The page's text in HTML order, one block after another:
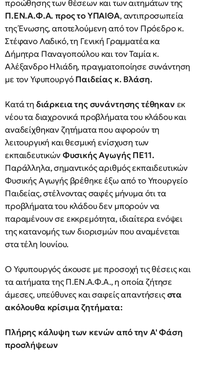
προώθησης των θέσεων και των αιτημάτων της
Π.ΕΝ.Α.Φ.Α. προς το ΥΠΑΙΘΑ, αντιπροσωπεία
της Ένωσης, αποτελούμενη από τον Πρόεδρο κ.
Στέφανο Λαδικό, τη Γενική Γραμματέα κα
Δήμητρα Παναγοπούλου και τον Ταμία κ.
Αλέξανδρο Ηλιάδη, πραγματοποίησε συνάντηση
με τον ΥφυπουργόΠαιδείας κ. Βλάση.
Κατά τη διάρκεια της συνάντησης τέθηκαν εκ
νέου τα διαχρονικά προβλήματα του κλάδου και
αναδείχθηκαν ζητήματα που αφορούν τη
λειτουργική και θεσμική ενίσχυση των
εκπαιδευτικώνΦυσικής Αγωγής ΠΕ11.
Παράλληλα, σημαντικός αριθμός εκπαιδευτικών
Φυσικής Αγωγής βρέθηκε έξω από το Υπουργείο
Παιδείας, στέλνοντας σαφές μήνυμα ότι τα
προβλήματα του κλάδου δεν μπορούν να
παραμένουν σε εκκρεμότητα, ιδιαίτερα ενόψει
της κατανομής των διορισμών που αναμένεται
στα τέλη Ιουνίου.
Ο Υφυπουργός άκουσε με προσοχή τις θέσεις και
τα αιτήματα της Π.ΕΝ.Α.Φ.Α., η οποία ζήτησε
άμεσες, υπεύθυνες και σαφείς απαντήσειςστα
ακόλουθα κρίσιμα ζητήματα:
Πλήρης κάλυψη των κενών από την Α' Φάση
προσλήψεων